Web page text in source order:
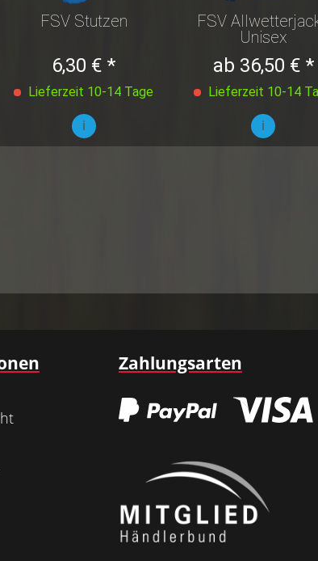
FSV Stutzen
6,30 € *
Lieferzeit 10-14 Tage
i
FSV
Unisex
ab 36,50 € *
Lieferzeit 10-14
i
Zahlungsarten